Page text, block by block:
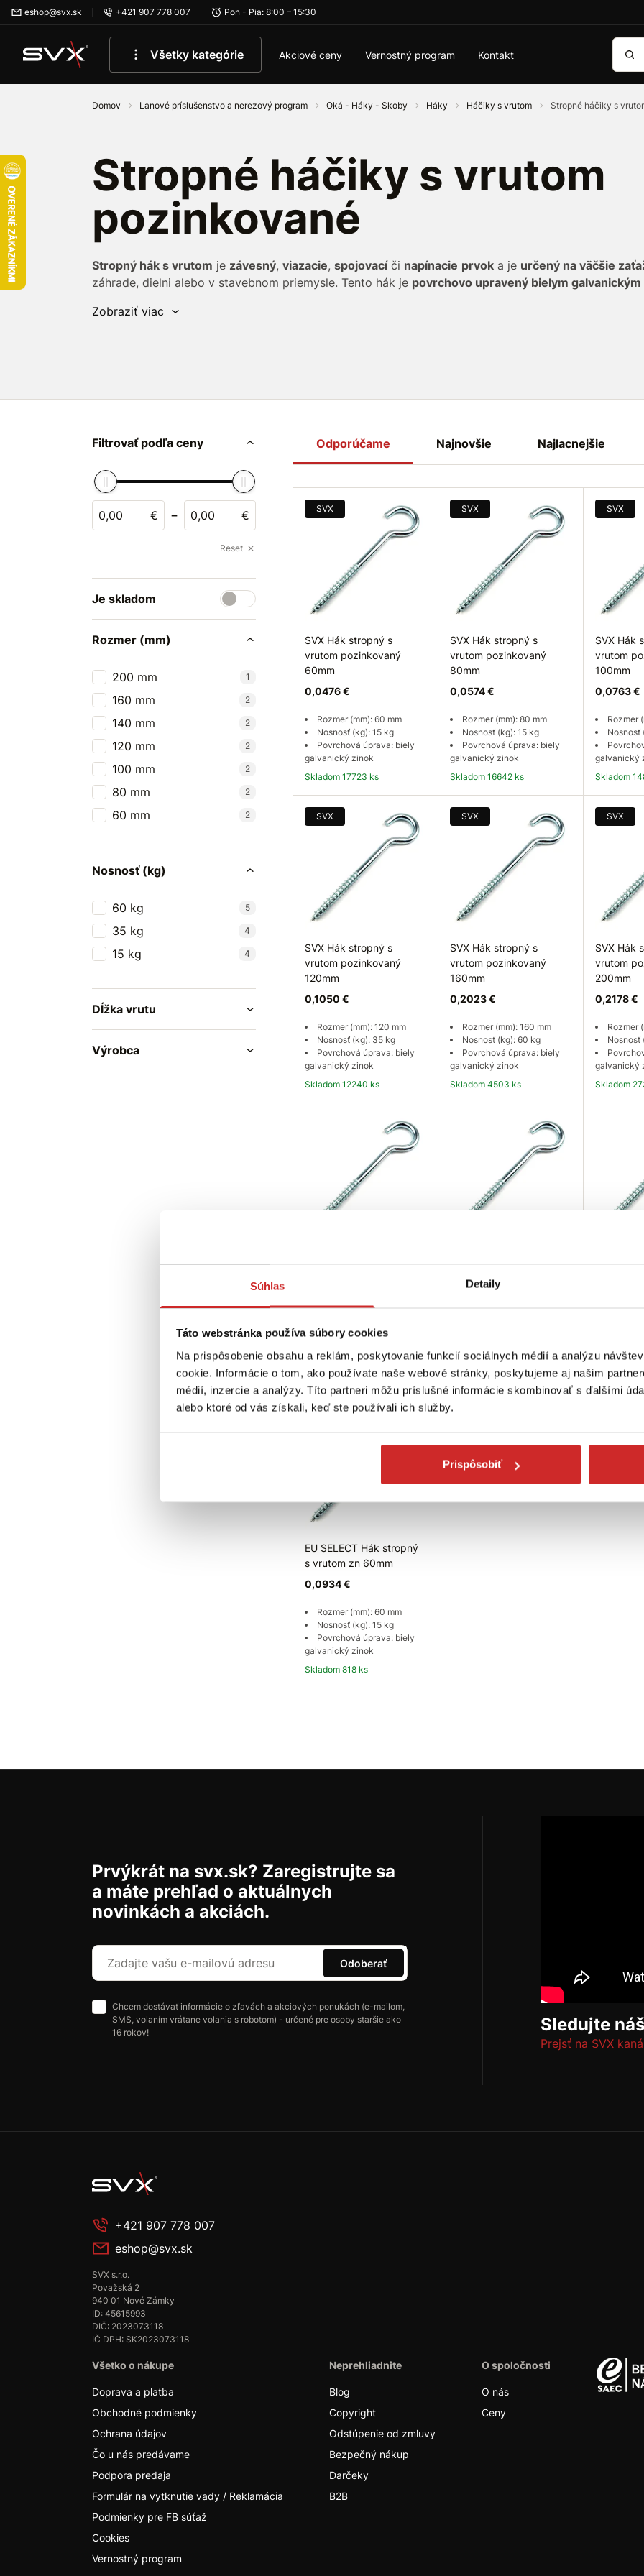
Súhlas Detaily
Táto webstránka používa súbory cookies
Na prispôsobenie obsahu a reklám, poskytovanie funkcií sociálnych médií a analýzu
cookie. Informácie o tom, ako používate naše webové stránky, poskytujeme aj našim
médií, inzercie a analýzy. Títo partneri môžu príslušné informácie skombinovať s ďalšími
alebo ktoré od vás získali, keď ste používali ich služby.
Prispôsobiť
Preskočiť na hlavný obsah
eshop@svx.sk +421 907 778 007 Pon - Pia: 8:00 – 15:30
Všetky kategórie Akciové ceny Vernostný program Kontakt
Domov Lanové príslušenstvo a nerezový program Oká - Háky - Skoby Háky Háčiky s vrutom Stropné háčiky s
Stropné háčiky s vrutom
pozinkované
Stropný hák s vrutom je závesný, viazacie, spojovacíči napínacie prvok a je určený na väčšie
záhrade, dielni alebo v stavebnom priemysle. Tento hák je povrchovo upravený bielym galvanickým
Zobraziť viac
Filtrovať podľa ceny
€ - €
Reset
Je skladom
Rozmer (mm)
200 mm 1
160 mm 2
140 mm 2
120 mm 2
100 mm 2
80 mm 2
60 mm 2
Nosnosť (kg)
60 kg 5
35 kg 4
15 kg 4
Dĺžka vrutu
Výrobca
Odporúčame Najnovšie Najlacnejšie
SVX
SVX Hák stropný s
vrutom pozinkovaný
60mm
0,0476 €
Rozmer (mm): 60 mm
Nosnosť (kg): 15 kg
Povrchová úprava: biely
galvanický zinok
Skladom 17723 ks
Do košíka
SVX
SVX Hák stropný s
vrutom pozinkovaný
80mm
0,0574 €
Rozmer (mm): 80 mm
Nosnosť (kg): 15 kg
Povrchová úprava: biely
galvanický zinok
Skladom 16642 ks
Do košíka
SVX
SVX Hák
vrutom
100mm
0,0763 €
Rozmer
Nosnosť
galvanický
Skladom
SVX
SVX Hák stropný s
vrutom pozinkovaný
120mm
0,1050 €
Rozmer (mm): 120 mm
Nosnosť (kg): 35 kg
Povrchová úprava: biely
galvanický zinok
Skladom 12240 ks
SVX
SVX Hák stropný s
vrutom pozinkovaný
160mm
0,2023 €
Rozmer (mm): 160 mm
Nosnosť (kg): 60 kg
Povrchová úprava: biely
galvanický zinok
Skladom 4503 ks
SVX
SVX Hák
vrutom
200mm
0,2178 €
Rozmer
Nosnosť
galvanický
Skladom
Nosnosť (kg): 60 kg
galvanický zinok
Skladom 90 ks
Do košíka
0,1898 €
galvanický zinok
Skladom 173 ks
galvanický
Skladom
EU SELECT Hák stropný
s vrutom zn 60mm
0,0934 €
Rozmer (mm): 60 mm
Nosnosť (kg): 15 kg
Povrchová úprava: biely
galvanický zinok
Skladom 818 ks
Prvýkrát na svx.sk? Zaregistrujte sa
a máte prehľad o aktuálnych
novinkách a akciách.
Odoberať
Chcem dostávať informácie o zľavách a akciových ponukách (e-mailom,
SMS, volaním vrátane volania s robotom) - určené pre osoby staršie ako
16 rokov!
Sledujte
Prejsť na SVX
+421 907 778 007
eshop@svx.sk
SVX s.r.o.
Považská 2
940 01 Nové Zámky
ID: 45615993
DIČ: 2023073118
IČ DPH: SK2023073118
Všetko o nákupe
Doprava a platba
Obchodné podmienky
Ochrana údajov
Čo u nás predávame
Podpora predaja
Formulár na vytknutie vady / Reklamácia
Podmienky pre FB súťaž
Cookies
Vernostný program
Neprehliadnite
Blog
Copyright
Odstúpenie od zmluvy
Bezpečný nákup
Darčeky
B2B
O spoločnosti
O nás
Ceny